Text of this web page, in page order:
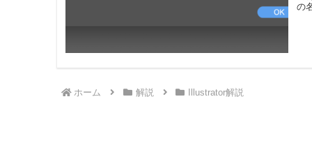
の
ホーム 解説 Illustrator解説